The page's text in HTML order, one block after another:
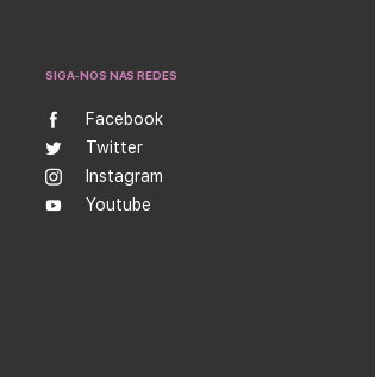
SIGA-NOS NAS REDES
Facebook
Twitter
Instagram
Youtube